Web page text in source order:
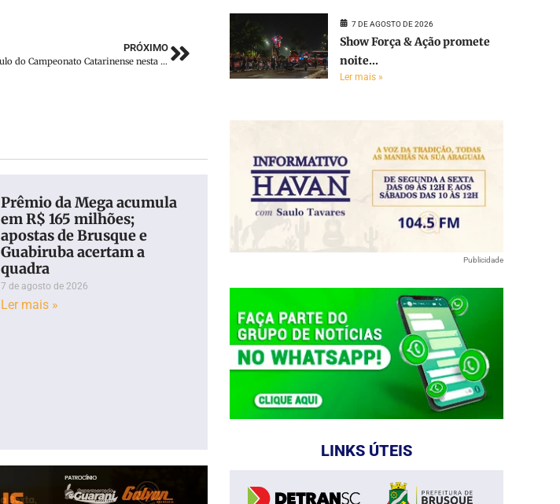
PRÓXIMO
Abel Moda Vôlei disputa título do Campeonato Catarinense nesta quinta-feira (3)
Prêmio da Mega acumula
em R$ 165 milhões;
apostas de Brusque e
Guabiruba acertam a
quadra
7 de agosto de 2026
Ler mais »
7 DE AGOSTO DE 2026
Show Força & Ação promete
noite...
Ler mais »
Publicidade
LINKS ÚTEIS